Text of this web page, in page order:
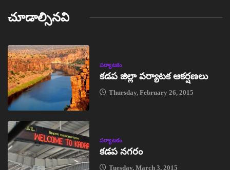
చూడాల్సినవి
పర్యాటకం
కడప జిల్లా పర్యాటక ఆకర్షణలు
Thursday, February 26, 2015
పర్యాటకం
కడప నగరం
Tuesday, March 3, 2015